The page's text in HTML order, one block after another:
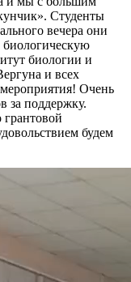
Студенты
вечера они
биологическую
биологии и
и всех
Очень
за поддержку.
будем